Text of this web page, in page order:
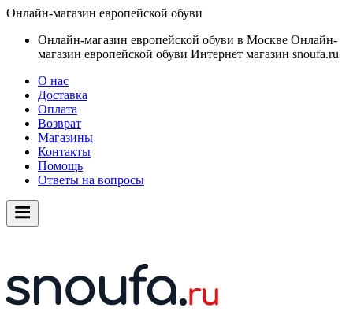
Онлайн-магазин европейской обуви
Онлайн-магазин европейской обуви в Москве Онлайн-
магазин европейской обуви Интернет магазин snoufa.ru
О нас
Доставка
Оплата
Возврат
Магазины
Контакты
Помощь
Ответы на вопросы